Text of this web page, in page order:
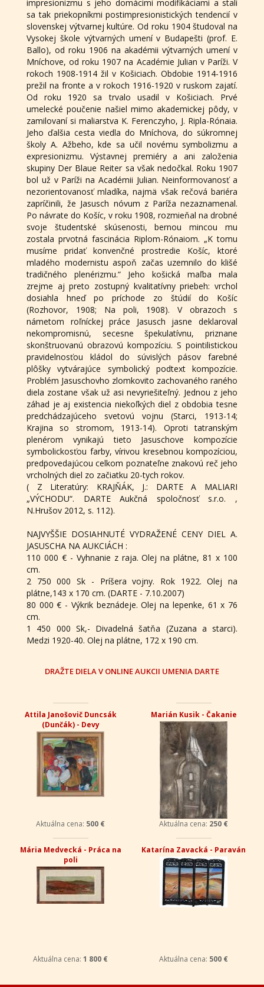
impresionizmu s jeho domácimi modifikáciami a stali
sa tak priekopníkmi postimpresionistických tendencií v
slovenskej výtvarnej kultúre. Od roku 1904 študoval na
Vysokej škole výtvarných umení v Budapešti (prof. E.
Ballo), od roku 1906 na akadémii výtvarných umení v
Mníchove, od roku 1907 na Académie Julian v Paríži. V
rokoch 1908-1914 žil v Košiciach. Obdobie 1914-1916
prežil na fronte a v rokoch 1916-1920 v ruskom zajatí.
Od roku 1920 sa trvalo usadil v Košiciach. Prvé
umelecké poučenie našiel mimo akademickej pôdy, v
zamilovaní si maliarstva K. Ferenczyho, J. Ripla-Rónaia.
Jeho ďalšia cesta viedla do Mníchova, do súkromnej
školy A. Ažbeho, kde sa učil novému symbolizmu a
expresionizmu. Výstavnej premiéry a ani založenia
skupiny Der Blaue Reiter sa však nedočkal. Roku 1907
bol už v Paríži na Académii Julian. Neinformovanosť a
nezorientovanosť mladíka, najmä však rečová bariéra
zapríčinili, že Jasusch nóvum z Paríža nezaznamenal.
Po návrate do Košíc, v roku 1908, rozmieňal na drobné
svoje študentské skúsenosti, bernou mincou mu
zostala prvotná fascinácia Riplom-Rónaiom. „K tomu
musíme pridať konvenčné prostredie Košíc, ktoré
mladého modernistu aspoň začas uzemnilo do klišé
tradičného plenérizmu.“ Jeho košická maľba mala
zrejme aj preto zostupný kvalitatívny priebeh: vrchol
dosiahla hneď po príchode zo štúdií do Košíc
(Rozhovor, 1908; Na poli, 1908). V obrazoch s
námetom roľníckej práce Jasusch jasne deklaroval
nekompromisnú, secesne špekulatívnu, priznane
skonštruovanú obrazovú kompozíciu. S pointilistickou
pravidelnosťou kládol do súvislých pásov farebné
plôšky vytvárajúce symbolický podtext kompozície.
Problém Jasuschovho zlomkovito zachovaného raného
diela zostane však už asi nevyriešiteľný. Jednou z jeho
záhad je aj existencia niekoľkých diel z obdobia tesne
predchádzajúceho svetovú vojnu (Starci, 1913-14;
Krajina so stromom, 1913-14). Oproti tatranským
plenérom vynikajú tieto Jasuschove kompozície
symbolickosťou farby, vírivou kresebnou kompozíciou,
predpovedajúcou celkom poznateľne znakovú reč jeho
vrcholných diel zo začiatku 20-tych rokov.
( Z Literatúry: KRAJŇÁK, J.: DARTE A MALIARI
„VÝCHODU“. DARTE Aukčná spoločnosť s.r.o. ,
N.Hrušov 2012, s. 112).
NAJVYŠŠIE DOSIAHNUTÉ VYDRAŽENÉ CENY DIEL A.
JASUSCHA NA AUKCIÁCH :
110 000 € - Vyhnanie z raja. Olej na plátne, 81 x 100
cm.
2 750 000 Sk - Príšera vojny. Rok 1922. Olej na
plátne,143 x 170 cm. (DARTE - 7.10.2007)
80 000 € - Výkrik beznádeje. Olej na lepenke, 61 x 76
cm.
1 450 000 Sk,- Divadelná šatňa (Zuzana a starci).
Medzi 1920-40. Olej na plátne, 172 x 190 cm.
DRAŽTE DIELA V ONLINE AUKCII UMENIA DARTE
Attila Janošovič Duncsák
(Dunčák) - Devy
Aktuálna cena: 500 €
Marián Kusik - Čakanie
Aktuálna cena: 250 €
Mária Medvecká - Práca na
poli
Aktuálna cena: 1 800 €
Katarína Zavacká - Paraván
Aktuálna cena: 500 €